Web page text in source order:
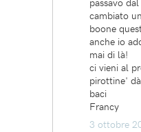
cambiato
boone
anche io
mai di là!
ci vieni al
pirottine'
baci
Francy
3 ottobre